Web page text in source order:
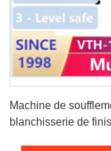
Machine de
blanchisserie de